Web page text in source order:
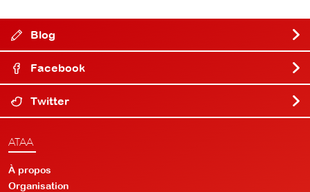
Blog
Facebook
Twitter
ATAA
À propos
Organisation